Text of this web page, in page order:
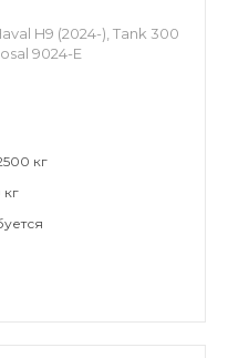
H9 (2024-), Tank 300
9024-E
кг
кг